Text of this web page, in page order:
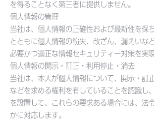
を得ることなく第三者に提供しません。
個人情報の管理
当社は、個人情報の正確性および最新性を保
とともに個人情報の紛失、改ざん、漏えいな
必要かつ適正な情報セキュリティー対策を実現
個人情報の開示・訂正・利用停止・消去
当社は、本人が個人情報について、開示・訂
などを求める権利を有していることを認識し
を設置して、これらの要求ある場合には、法
かに対応します。